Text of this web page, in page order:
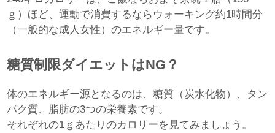
ｇ）ほど、運動で消費するならウォーキング約1時間分
（一般的な成人女性）のエネルギー量です。
糖質制限ダイエットはNG？
体のエネルギー源となるのは、糖質（炭水化物）、タン
パク質、脂肪の3つの栄養素です。
それぞれの1ｇあたりのカロリーを見てみましょう。